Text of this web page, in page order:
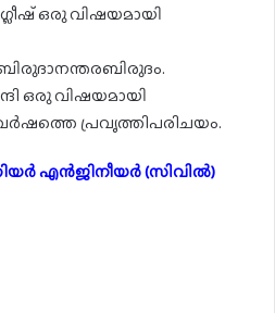
ഒരു വിഷയമായി
ഒരു വിഷയമായി
പ്രവൃത്തിപരിചയം.
എൻജിനീയർ (സിവിൽ)